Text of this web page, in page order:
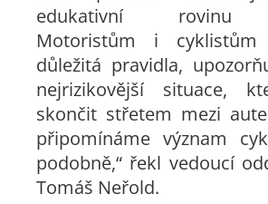
edukativní rovinu
Motoristům i cyklistům
důležitá pravidla,
nejrizikovější situace,
skončit střetem mezi
připomínáme význam
podobně,“ řekl vedoucí
Tomáš Neřold.